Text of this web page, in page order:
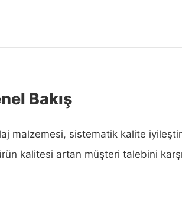
Bakış
malzemesi, sistematik kalite
kalitesi artan müşteri talebini